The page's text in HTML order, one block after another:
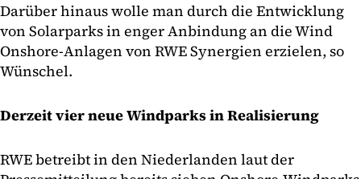
Darüber hinaus wolle man durch die Entwicklung
von Solarparks in enger Anbindung an die Wind
Onshore-Anlagen von RWE Synergien erzielen, so
Wünschel.
Derzeit vier neue Windparks in Realisierung
RWE betreibt in den Niederlanden laut der